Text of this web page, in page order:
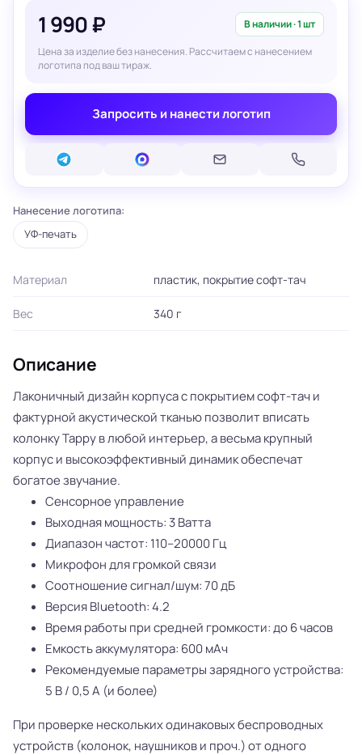
1 990 ₽ В наличии · 1 шт
Цена за изделие без нанесения. Рассчитаем с нанесением
логотипа под ваш тираж.
Запросить и нанести логотип
Нанесение логотипа:
УФ-печать
Материал пластик, покрытие софт-тач
Вес 340 г
Описание
Лаконичный дизайн корпуса с покрытием софт-тач и
фактурной акустической тканью позволит вписать
колонку Tappy в любой интерьер, а весьма крупный
корпус и высокоэффективный динамик обеспечат
богатое звучание.
Сенсорное управление
Выходная мощность: 3 Ватта
Диапазон частот: 110–20000 Гц
Микрофон для громкой связи
Соотношение сигнал/шум: 70 дБ
Версия Bluetooth: 4.2
Время работы при средней громкости: до 6 часов
Емкость аккумулятора: 600 мАч
Рекомендуемые параметры зарядного устройства:
5 В / 0,5 А (и более)
При проверке нескольких одинаковых беспроводных
устройств (колонок, наушников и проч.) от одного